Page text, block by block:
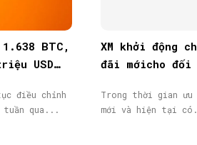
BTC,
USD
điều chỉnh
tuần qua...
XM khởi động
đãi mớicho
40.000$
Trong thời gian
mới và hiện tại